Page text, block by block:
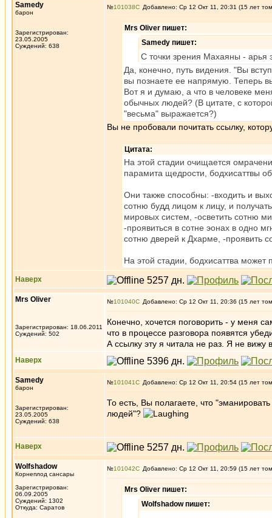
Samedy
барон
Зарегистрирован:
23.05.2005
Суждений: 638
№101038 Добавлено: Ср 12 Окт 11, 20:31 (15 лет
Mrs Oliver пишет:
Samedy пишет:
С точки зрения Махаяны - арья
Да, конечно, путь видения. "Вы
вы познаете ее напрямую. Теперь
Вот я и думаю, а что в человеке
обычных людей? (В цитате, с
"весьма" выражается?)
Вы не пробовали почитать ссылку,
Цитата:
На этой стадии очищается
парамита щедрости, бодхисаттвы
Они также способны: -входить и
сотню будд лицом к лицу, и
мировых систем, -осветить сотню
-проявиться в сотне эонах в одно
сотню дверей к Дхарме, -проявить
На этой стадии, бодхисаттва
Наверх
Mrs Oliver
Зарегистрирован: 18.06.2011
Суждений: 502
№101040 Добавлено: Ср 12 Окт 11, 20:36 (15 лет
Конечно, хочется поговорить - у меня
что в процессе разговора появятся
А ссылку эту я читала не раз. Я не вижу
Наверх
Samedy
барон
Зарегистрирован:
23.05.2005
Суждений: 638
№101041 Добавлено: Ср 12 Окт 11, 20:54 (15 лет
То есть, Вы полагаете, что
людей"?
Наверх
Wolfshadow
Корнеплод сансары
Зарегистрирован:
06.09.2005
Суждений: 1302
Откуда: Саратов
№101042 Добавлено: Ср 12 Окт 11, 20:59 (15 лет
Mrs Oliver пишет:
Wolfshadow пишет: